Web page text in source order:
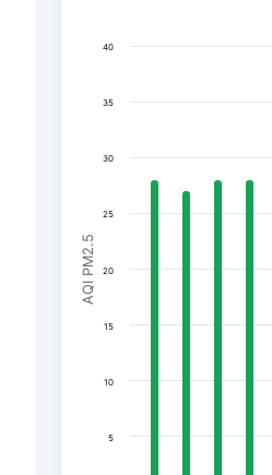
AQI PM2.5
5
10
15
20
25
30
35
40